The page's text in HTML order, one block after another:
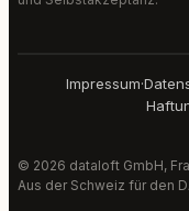
Impressum·
© 2026 dataloft GmbH,
Aus der Schweiz für den